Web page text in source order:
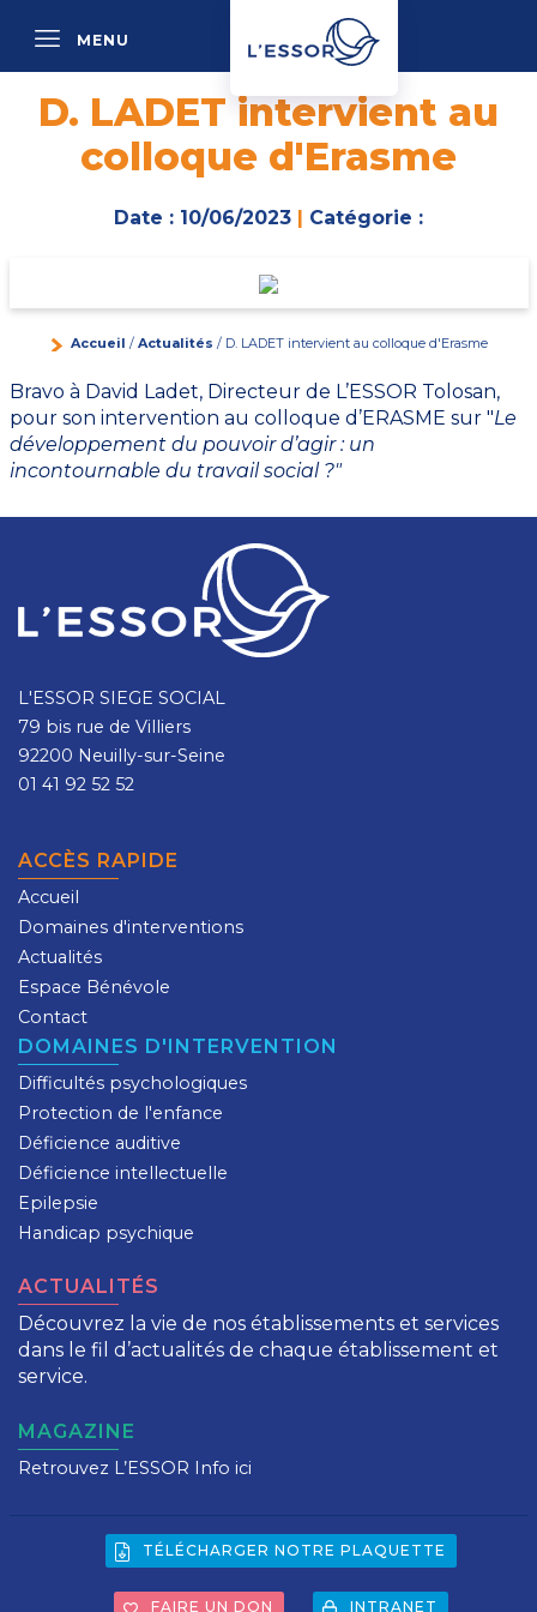
MENU
D. LADET intervient au
colloque d'Erasme
Date : 10/06/2023 | Catégorie :
Accueil / Actualités / D. LADET intervient au colloque d'Erasme
Bravo à David Ladet, Directeur de L’ESSOR Tolosan,
pour son intervention au colloque d’ERASME sur "Le
développement du pouvoir d’agir : un
incontournable du travail social ?"
L'ESSOR SIEGE SOCIAL
79 bis rue de Villiers
92200 Neuilly-sur-Seine
01 41 92 52 52
ACCÈS RAPIDE
Accueil
Domaines d'interventions
Actualités
Espace Bénévole
Contact
DOMAINES D'INTERVENTION
Difficultés psychologiques
Protection de l'enfance
Déficience auditive
Déficience intellectuelle
Epilepsie
Handicap psychique
ACTUALITÉS
Découvrez la vie de nos établissements et services
dans le fil d’actualités de chaque établissement et
service.
MAGAZINE
Retrouvez L’ESSOR Info ici
TÉLÉCHARGER NOTRE PLAQUETTE
FAIRE UN DON INTRANET